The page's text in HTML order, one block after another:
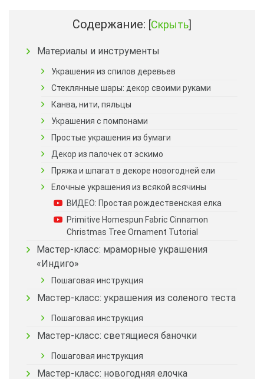
Содержание: [Скрыть]
Материалы и инструменты
Украшения из спилов деревьев
Стеклянные шары: декор своими руками
Канва, нити, пяльцы
Украшения с помпонами
Простые украшения из бумаги
Декор из палочек от эскимо
Пряжа и шпагат в декоре новогодней ели
Елочные украшения из всякой всячины
ВИДЕО: Простая рождественская елка
Primitive Homespun Fabric Cinnamon
Christmas Tree Ornament Tutorial
Мастер-класс: мраморные украшения
«Индиго»
Пошаговая инструкция
Мастер-класс: украшения из соленого теста
Пошаговая инструкция
Мастер-класс: светящиеся баночки
Пошаговая инструкция
Мастер-класс: новогодняя елочка